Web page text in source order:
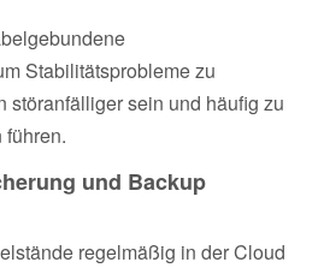
Stabilitätsprobleme zu
störanfälliger sein und häufig zu
und Backup
regelmäßig in der Cloud